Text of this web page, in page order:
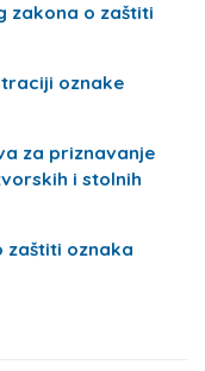
zakona o zaštiti
oznake
za priznavanje
i stolnih
zaštiti oznaka